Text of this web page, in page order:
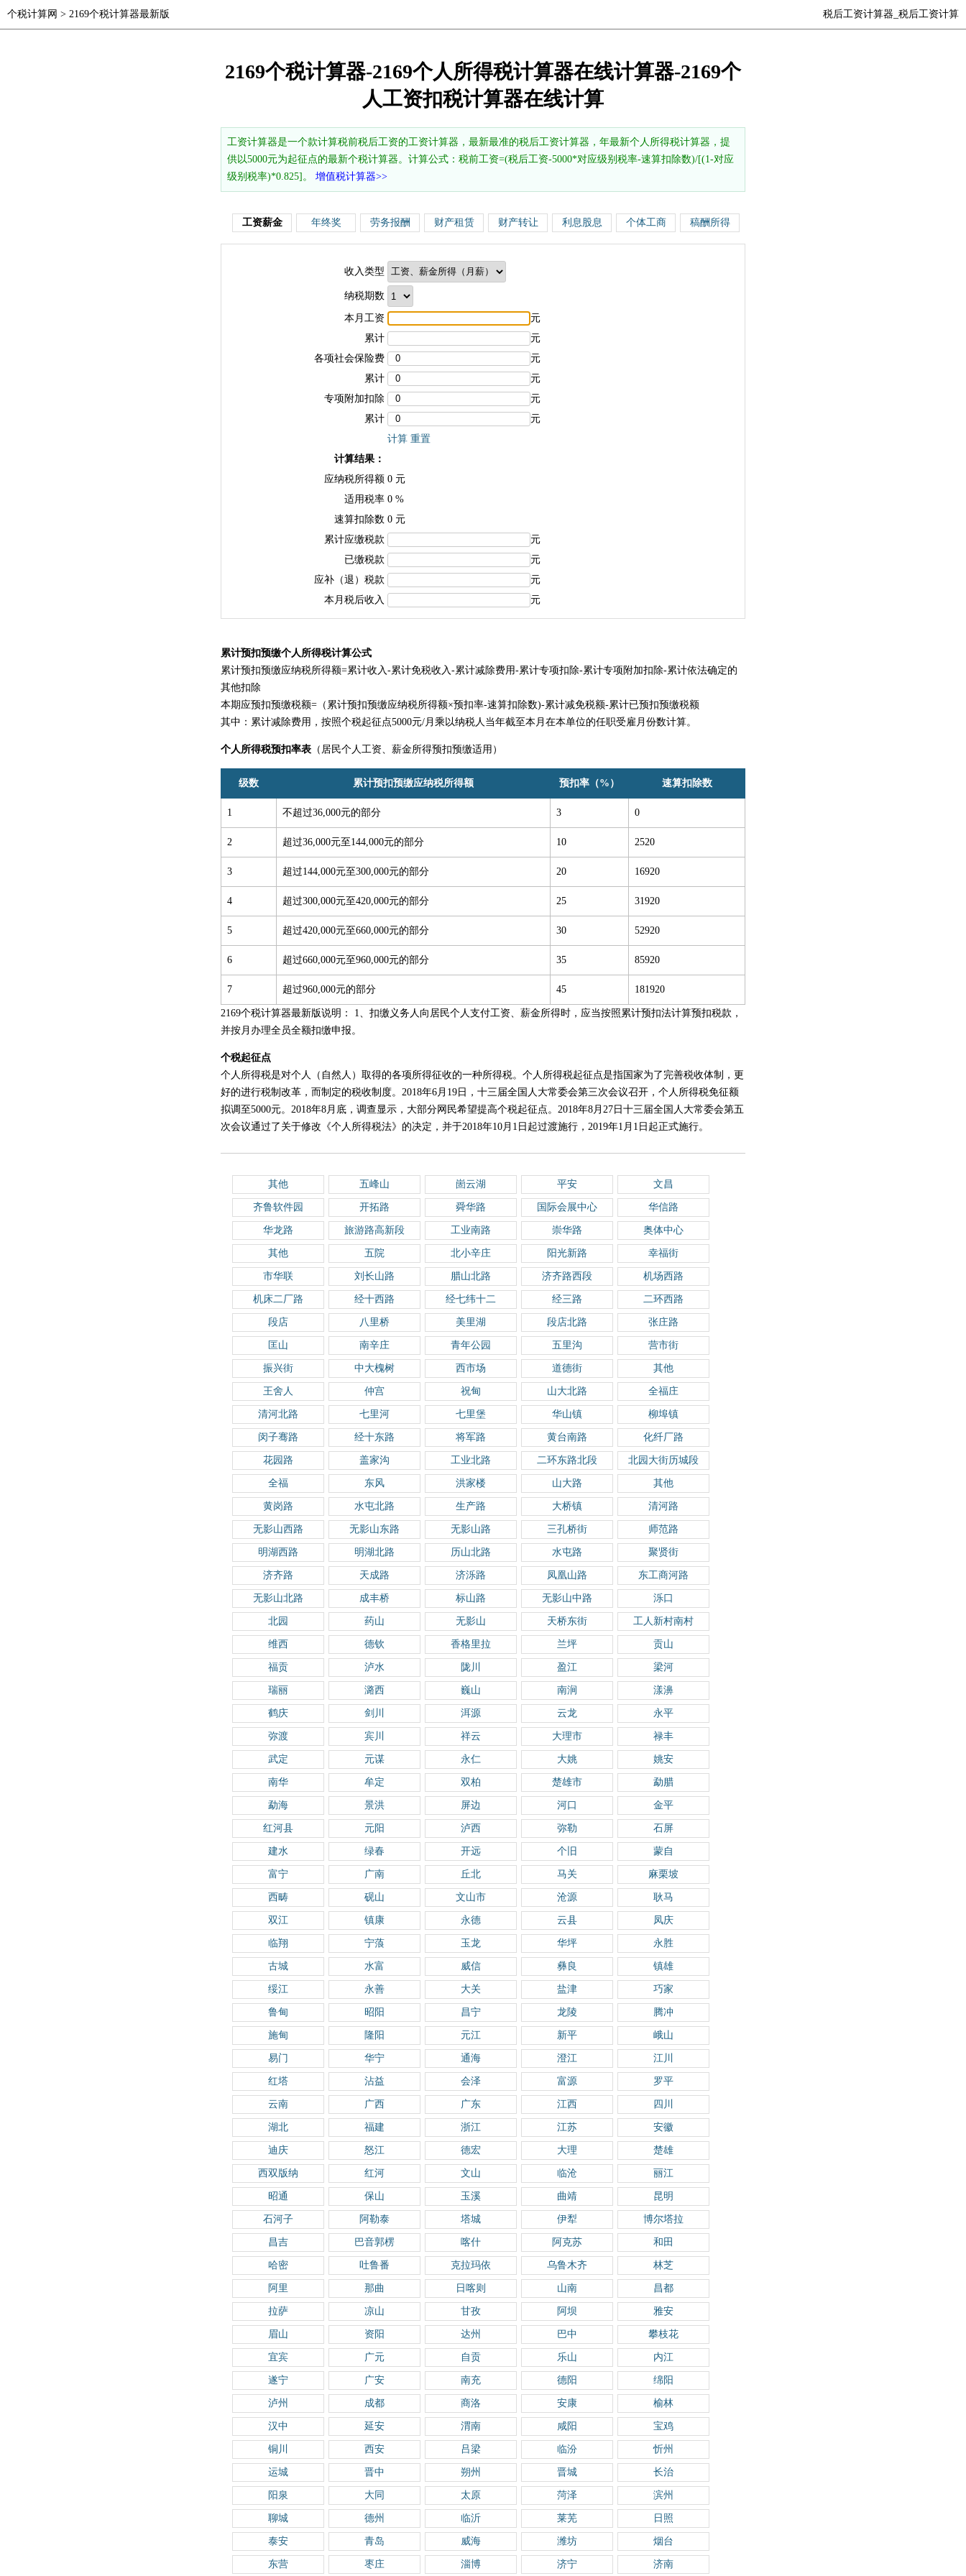
个税计算网 > 2169个税计算器最新版 税后工资计算器_税后工资计算
2169个税计算器-2169个人所得税计算器在线计算器-2169个
人工资扣税计算器在线计算
工资计算器是一个款计算税前税后工资的工资计算器，最新最准的税后工资计算器，年最新个人所得税计算器，提
供以5000元为起征点的最新个税计算器。计算公式：税前工资=(税后工资-5000*对应级别税率-速算扣除数)/[(1-对应
级别税率)*0.825]。 增值税计算器>>
工资薪金 年终奖 劳务报酬 财产租赁 财产转让 利息股息 个体工商 稿酬所得
收入类型
纳税期数
本月工资
元
累计
元
各项社会保险费
元
累计
元
专项附加扣除
元
累计
元
计算 重置
计算结果：
应纳税所得额 0 元
适用税率 0 %
速算扣除数 0 元
累计应缴税款
元
已缴税款
元
应补（退）税款
元
本月税后收入
元
累计预扣预缴个人所得税计算公式
累计预扣预缴应纳税所得额=累计收入-累计免税收入-累计减除费用-累计专项扣除-累计专项附加扣除-累计依法确定的
其他扣除
本期应预扣预缴税额=（累计预扣预缴应纳税所得额×预扣率-速算扣除数)-累计减免税额-累计已预扣预缴税额
其中：累计减除费用，按照个税起征点5000元/月乘以纳税人当年截至本月在本单位的任职受雇月份数计算。
个人所得税预扣率表 （居民个人工资、薪金所得预扣预缴适用）
级数 累计预扣预缴应纳税所得额 预扣率（%） 速算扣除数
1 不超过36,000元的部分 3 0
2 超过36,000元至144,000元的部分 10 2520
3 超过144,000元至300,000元的部分 20 16920
4 超过300,000元至420,000元的部分 25 31920
5 超过420,000元至660,000元的部分 30 52920
6 超过660,000元至960,000元的部分 35 85920
7 超过960,000元的部分 45 181920
2169个税计算器最新版说明： 1、扣缴义务人向居民个人支付工资、薪金所得时，应当按照累计预扣法计算预扣税款，
并按月办理全员全额扣缴申报。
个税起征点
个人所得税是对个人（自然人）取得的各项所得征收的一种所得税。个人所得税起征点是指国家为了完善税收体制，更
好的进行税制改革，而制定的税收制度。2018年6月19日，十三届全国人大常委会第三次会议召开，个人所得税免征额
拟调至5000元。2018年8月底，调查显示，大部分网民希望提高个税起征点。2018年8月27日十三届全国人大常委会第五
次会议通过了关于修改《个人所得税法》的决定，并于2018年10月1日起过渡施行，2019年1月1日起正式施行。
其他 五峰山 崮云湖 平安 文昌
齐鲁软件园 开拓路 舜华路 国际会展中心 华信路
华龙路 旅游路高新段 工业南路 崇华路 奥体中心
其他 五院 北小辛庄 阳光新路 幸福街
市华联 刘长山路 腊山北路 济齐路西段 机场西路
机床二厂路 经十西路 经七纬十二 经三路 二环西路
段店 八里桥 美里湖 段店北路 张庄路
匡山 南辛庄 青年公园 五里沟 营市街
振兴街 中大槐树 西市场 道德街 其他
王舍人 仲宫 祝甸 山大北路 全福庄
清河北路 七里河 七里堡 华山镇 柳埠镇
闵子骞路 经十东路 将军路 黄台南路 化纤厂路
花园路 盖家沟 工业北路 二环东路北段 北园大街历城段
全福 东风 洪家楼 山大路 其他
黄岗路 水屯北路 生产路 大桥镇 清河路
无影山西路 无影山东路 无影山路 三孔桥街 师范路
明湖西路 明湖北路 历山北路 水屯路 聚贤街
济齐路 天成路 济泺路 凤凰山路 东工商河路
无影山北路 成丰桥 标山路 无影山中路 泺口
北园 药山 无影山 天桥东街 工人新村南村
维西 德钦 香格里拉 兰坪 贡山
福贡 泸水 陇川 盈江 梁河
瑞丽 潞西 巍山 南涧 漾濞
鹤庆 剑川 洱源 云龙 永平
弥渡 宾川 祥云 大理市 禄丰
武定 元谋 永仁 大姚 姚安
南华 牟定 双柏 楚雄市 勐腊
勐海 景洪 屏边 河口 金平
红河县 元阳 泸西 弥勒 石屏
建水 绿春 开远 个旧 蒙自
富宁 广南 丘北 马关 麻栗坡
西畴 砚山 文山市 沧源 耿马
双江 镇康 永德 云县 凤庆
临翔 宁蒗 玉龙 华坪 永胜
古城 水富 威信 彝良 镇雄
绥江 永善 大关 盐津 巧家
鲁甸 昭阳 昌宁 龙陵 腾冲
施甸 隆阳 元江 新平 峨山
易门 华宁 通海 澄江 江川
红塔 沾益 会泽 富源 罗平
云南 广西 广东 江西 四川
湖北 福建 浙江 江苏 安徽
迪庆 怒江 德宏 大理 楚雄
西双版纳 红河 文山 临沧 丽江
昭通 保山 玉溪 曲靖 昆明
石河子 阿勒泰 塔城 伊犁 博尔塔拉
昌吉 巴音郭楞 喀什 阿克苏 和田
哈密 吐鲁番 克拉玛依 乌鲁木齐 林芝
阿里 那曲 日喀则 山南 昌都
拉萨 凉山 甘孜 阿坝 雅安
眉山 资阳 达州 巴中 攀枝花
宜宾 广元 自贡 乐山 内江
遂宁 广安 南充 德阳 绵阳
泸州 成都 商洛 安康 榆林
汉中 延安 渭南 咸阳 宝鸡
铜川 西安 吕梁 临汾 忻州
运城 晋中 朔州 晋城 长治
阳泉 大同 太原 菏泽 滨州
聊城 德州 临沂 莱芜 日照
泰安 青岛 威海 潍坊 烟台
东营 枣庄 淄博 济宁 济南